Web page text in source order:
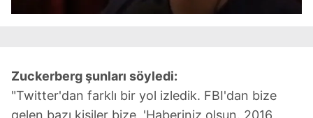
Zuckerberg şunları söyledi:
"Twitter'dan farklı bir yol izledik. FBI'dan bize
gelen bazı kişiler bize, 'Haberiniz olsun. 2016